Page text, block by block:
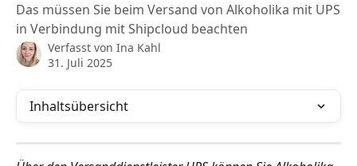
Das müssen Sie beim Versand von Alkoholika mit UPS
in Verbindung mit Shipcloud beachten
Verfasst von Ina Kahl
31. Juli 2025
Inhaltsübersicht